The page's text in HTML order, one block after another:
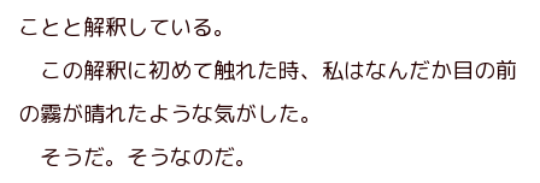
ことと解釈している。
この解釈に初めて触れた時、私はなんだか目の前
の霧が晴れたような気がした。
そうだ。そうなのだ。